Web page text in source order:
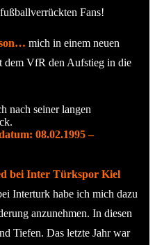
Fans!
mich in einem neuen
dem VfR den Aufstieg in die
08.02.1995 –
bei Inter Türkspor Kiel
Interturk habe ich mich dazu
anzunehmen. In diesen
Tiefen. Das letzte Jahr war